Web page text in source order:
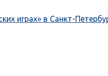
играх» в Санкт-